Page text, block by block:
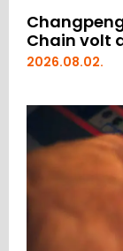
Chain volt
2026.08.02.